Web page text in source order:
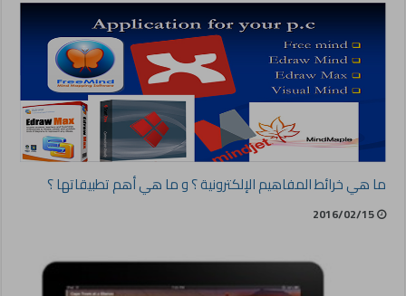
ما هي خرائط المفاهيم الإلكترونية ؟ و ما هي أهم تطبيقاتها ؟
2016/02/15